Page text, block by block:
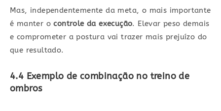
Mas, independentemente da meta, o mais importante
é manter ocontrole da execução. Elevar peso demais
e comprometer a postura vai trazer mais prejuízo do
que resultado.
4.4 Exemplo de combinação no treino de
ombros